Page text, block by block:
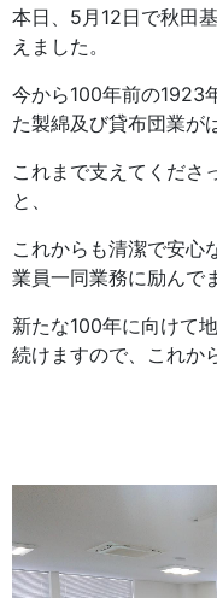
本日、5月12日で秋田
えました。
今から100年前の1923
た製綿及び貸布団業が
これまで支えてくださ
と、
これからも清潔で安心
業員一同業務に励んで
新たな100年に向けて
続けますので、これか